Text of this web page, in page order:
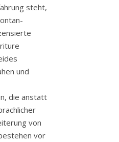
steht,
und
die anstatt
von
vor